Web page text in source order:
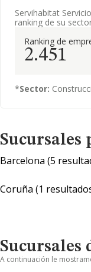
Servihabitat
ranking de su
Ranking de
2.451
*Sector:
Barcelona (5
Coruña (1
A continuación le